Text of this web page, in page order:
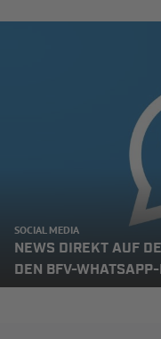
SOCIAL MEDIA
NEWS DIREKT AUF
DEN BFV-